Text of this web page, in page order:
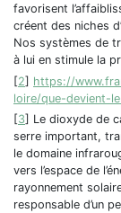
favorisent
créent des niches
Nos systèmes de
à lui en stimule la
[2] https://
loire/que-devient-
[3] Le dioxyde de
serre important,
le domaine
vers l’espace de
rayonnement
responsable d’un